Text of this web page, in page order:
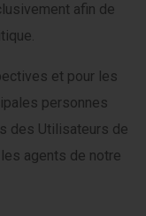
afin de
et pour les
personnes
des Utilisateurs de
agents de notre